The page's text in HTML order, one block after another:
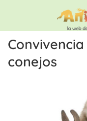
conejos